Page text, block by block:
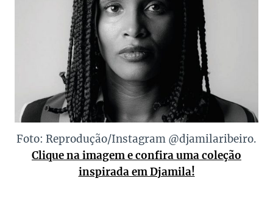
Foto: Reprodução/Instagram @djamilaribeiro.
Clique na imagem e confira uma coleção
inspirada em Djamila!